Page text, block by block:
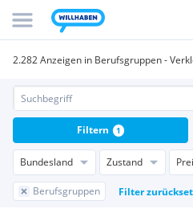
2.282 Anzeigen in Berufsgruppen -
Bundesland Zustand
Berufsgruppen Filter
Filtern 1